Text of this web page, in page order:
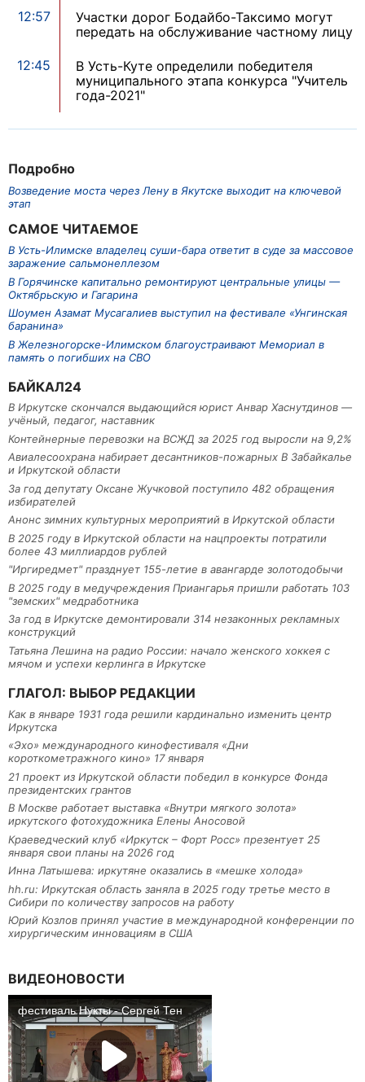
Подробно
Возведение моста через Лену в Якутске выходит на ключевой
этап
САМОЕ ЧИТАЕМОЕ
В Усть-Илимске владелец суши-бара ответит в суде за массовое
заражение сальмонеллезом
В Горячинске капитально ремонтируют центральные улицы —
Октябрьскую и Гагарина
Шоумен Азамат Мусагалиев выступил на фестивале «Унгинская
баранина»
В Железногорске-Илимском благоустраивают Мемориал в
память о погибших на СВО
БАЙКАЛ24
В Иркутске скончался выдающийся юрист Анвар Хаснутдинов —
учёный, педагог, наставник
Контейнерные перевозки на ВСЖД за 2025 год выросли на 9,2%
Авиалесоохрана набирает десантников-пожарных В Забайкалье
и Иркутской области
За год депутату Оксане Жучковой поступило 482 обращения
избирателей
Анонс зимних культурных мероприятий в Иркутской области
В 2025 году в Иркутской области на нацпроекты потратили
более 43 миллиардов рублей
"Иргиредмет" празднует 155-летие в авангарде золотодобычи
В 2025 году в медучреждения Приангарья пришли работать 103
"земских" медработника
За год в Иркутске демонтировали 314 незаконных рекламных
конструкций
Татьяна Лешина на радио России: начало женского хоккея с
мячом и успехи керлинга в Иркутске
ГЛАГОЛ: ВЫБОР РЕДАКЦИИ
Как в январе 1931 года решили кардинально изменить центр
Иркутска
«Эхо» международного кинофестиваля «Дни
короткометражного кино» 17 января
21 проект из Иркутской области победил в конкурсе Фонда
президентских грантов
В Москве работает выставка «Внутри мягкого золота»
иркутского фотохудожника Елены Аносовой
Краеведческий клуб «Иркутск – Форт Росс» презентует 25
января свои планы на 2026 год
Инна Латышева: иркутяне оказались в «мешке холода»
hh.ru: Иркутская область заняла в 2025 году третье место в
Сибири по количеству запросов на работу
Юрий Козлов принял участие в международной конференции по
хирургическим инновациям в США
12:57
Участки дорог Бодайбо-Таксимо могут
передать на обслуживание частному лицу
12:45
В Усть-Куте определили победителя
муниципального этапа конкурса "Учитель
года-2021"
ВИДЕОНОВОСТИ